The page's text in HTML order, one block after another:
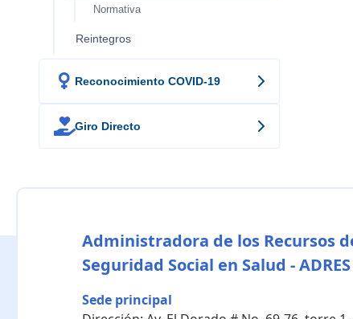
Normativa
Reintegros
 Reconocimiento COVID-19
Giro Directo
Administradora de los Recursos
Seguridad Social en Salud - ADRES
Sede principal